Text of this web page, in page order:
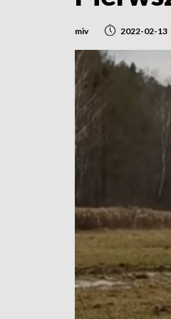
miv 2022-02-13